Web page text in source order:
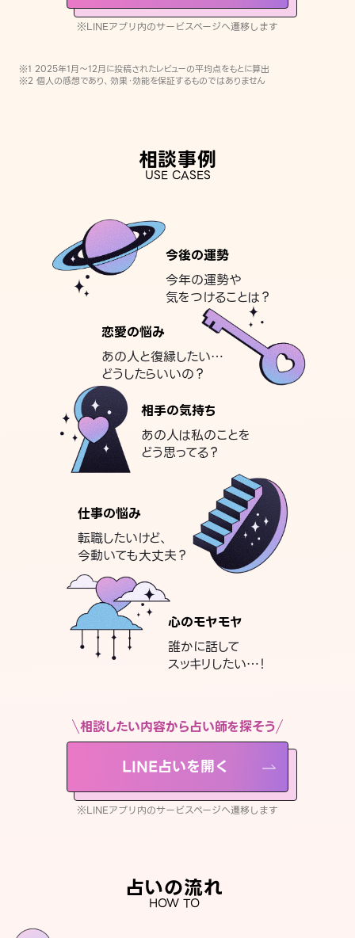
※LINEアプリ内のサービスページへ遷移します
※1 2025年1月〜12月に投稿されたレビューの平均点をもとに算出
※2 個人の感想であり、効果・効能を保証するものではありません
相談事例
USE CASES
今後の運勢
今年の運勢や
気をつけることは？
恋愛の悩み
あの人と復縁したい…
どうしたらいいの？
相手の気持ち
あの人は私のことを
どう思ってる？
仕事の悩み
転職したいけど、
今動いても大丈夫？
心のモヤモヤ
誰かに話して
スッキリしたい…！
相談したい内容から占い師を探そう
LINE占いを開く
※LINEアプリ内のサービスページへ遷移します
占いの流れ
HOW TO